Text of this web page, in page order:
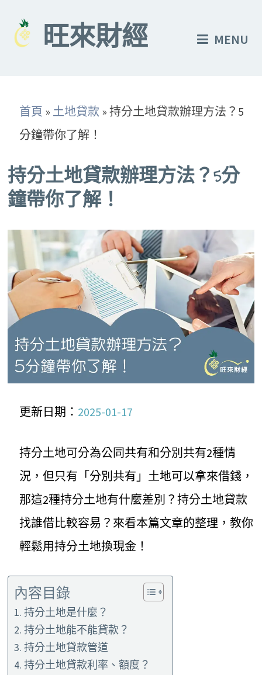
content
旺來財經 MENU
首頁 » 土地貸款 »持分土地貸款辦理方法？5
分鐘帶你了解！
持分土地貸款辦理方法？5分
鐘帶你了解！
更新日期： 2025-01-17
持分土地可分為公同共有和分別共有2種情
況，但只有「分別共有」土地可以拿來借錢，
那這2種持分土地有什麼差別？持分土地貸款
找誰借比較容易？來看本篇文章的整理，教你
輕鬆用持分土地換現金！
內容目錄
持分土地是什麼？
持分土地能不能貸款？
持分土地貸款管道
持分土地貸款利率、額度？